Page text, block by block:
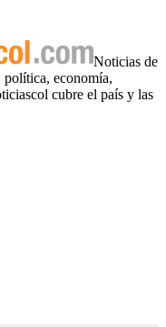
Noticias de
política, economía,
cubre el país y las